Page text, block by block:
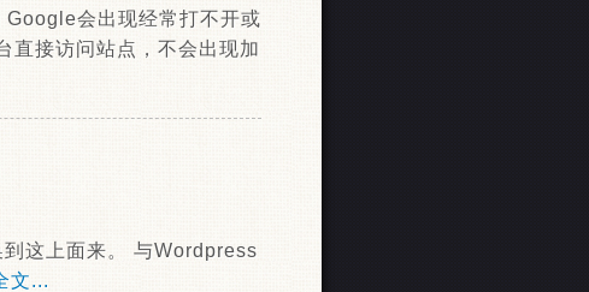
Google会出现经常打不开或
直接访问站点，不会出现加
这上面来。 与Wordpress
文...